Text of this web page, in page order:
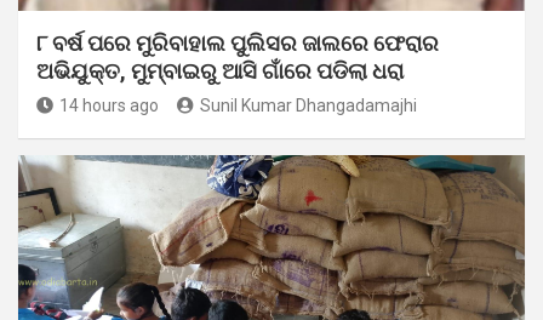
୮ ବର୍ଷ ପରେ ମୁରିବାହାଲ ପୁଲିସର ଜାଲରେ ଫେରାର
ଅଭିଯୁକ୍ତ, ମୁମ୍ବାଇରୁ ଆସି ଗାଁରେ ପଡିଲା ଧରା
14 hours ago Sunil Kumar Dhangadamajhi